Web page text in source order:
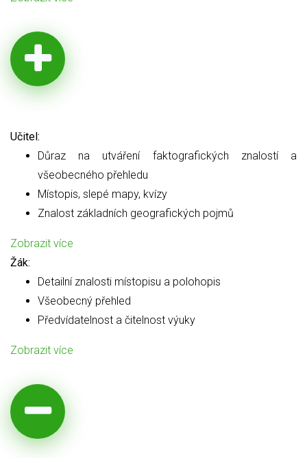
Učitel:
Důraz na utváření faktografických znalostí a
všeobecného přehledu
Místopis, slepé mapy, kvízy
Znalost základních geografických pojmů
Zobrazit více
Žák:
Detailní znalosti místopisu a polohopis
Všeobecný přehled
Předvídatelnost a čitelnost výuky
Zobrazit více